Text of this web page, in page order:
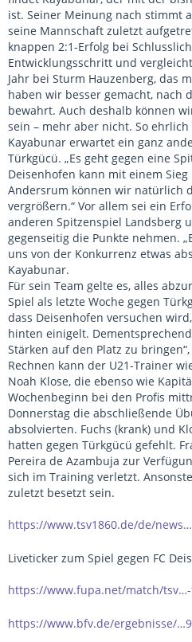
ist. Seiner Meinung nach stimmt
seine Mannschaft zuletzt
knappen 2:1-Erfolg bei
Entwicklungsschritt und
Jahr bei Sturm Hauzenberg, das
haben wir besser gemacht, nach
bewahrt. Auch deshalb können
sein – mehr aber nicht. So ehrlich
Kayabunar erwartet ein ganz
Türkgücü. „Es geht gegen eine
Deisenhofen kann mit einem
Andersrum können wir natürlich
vergrößern.“ Vor allem sei ein
anderen Spitzenspiel Landsberg
gegenseitig die Punkte nehmen.
uns von der Konkurrenz etwas
Kayabunar.
Für sein Team gelte es, alles
Spiel als letzte Woche gegen
dass Deisenhofen versuchen
hinten einigelt.
Stärken auf den Platz zu
Rechnen kann der U21-Trainer
Noah Klose, die ebenso wie
Wochenbeginn bei den Profis
Donnerstag die abschließende
absolvierten. Fuchs (krank) und
hatten gegen Türkgücü gefehlt.
Pereira de Azambuja zur
sich im Training verletzt.
zuletzt besetzt sein.
https://www.tsv1860.de/de/
Liveticker zum Spiel gegen FC
https://www.fupa.net/match/
https://www.bfv.de/ergebnisse/